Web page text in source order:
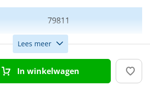
79811
Blauw
Lees meer
In winkelwagen